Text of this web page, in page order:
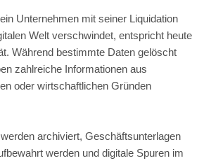
Unternehmen mit seiner Liquidation
Welt verschwindet, entspricht heute
Während bestimmte Daten gelöscht
zahlreiche Informationen aus
oder wirtschaftlichen Gründen
archiviert, Geschäftsunterlagen
werden und digitale Spuren im